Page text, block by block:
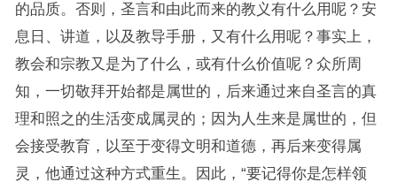
的品质。否则，圣言和由此而来的教义有什么用呢？安
息日、讲道，以及教导手册，又有什么用呢？事实上，
教会和宗教又是为了什么，或有什么价值呢？众所周
知，一切敬拜开始都是属世的，后来通过来自圣言的真
理和照之的生活变成属灵的；因为人生来是属世的，但
会接受教育，以至于变得文明和道德，再后来变得属
灵，他通过这种方式重生。因此，“要记得你是怎样领